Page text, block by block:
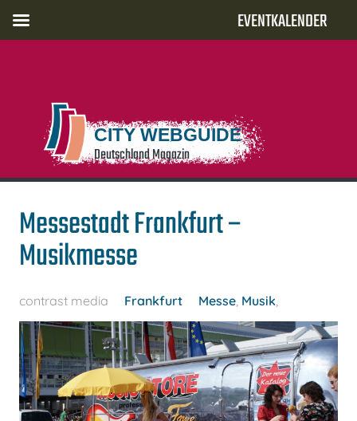
CITY WEBGUIDE
Deutschland Magazin
Messestadt Frankfurt –
Musikmesse
contrast media Frankfurt Messe, Musik,
EVENTKALENDER